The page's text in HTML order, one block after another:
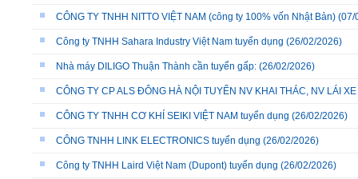
CÔNG TY TNHH NITTO VIỆT NAM (công ty 100% vốn Nhật Bản) (07/
Công ty TNHH Sahara Industry Việt Nam tuyển dụng (26/02/2026)
Nhà máy DILIGO Thuận Thành cần tuyển gấp: (26/02/2026)
CÔNG TY CP ALS ĐÔNG HÀ NỘI TUYỂN NV KHAI THÁC, NV LÁI
CÔNG TY TNHH CƠ KHÍ SEIKI VIỆT NAM tuyển dụng (26/02/2026)
CÔNG TNHH LINK ELECTRONICS tuyển dụng (26/02/2026)
Công ty TNHH Laird Việt Nam (Dupont) tuyển dụng (26/02/2026)